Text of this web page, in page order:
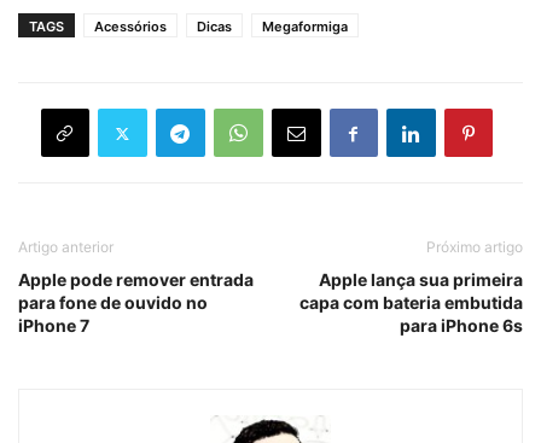
TAGS Acessórios Dicas Megaformiga
Artigo anterior
Apple pode remover entrada
para fone de ouvido no
iPhone 7
Próximo artigo
Apple lança sua primeira
capa com bateria embutida
para iPhone 6s